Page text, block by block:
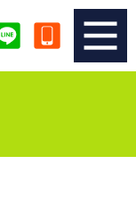
ー別査定フォーム